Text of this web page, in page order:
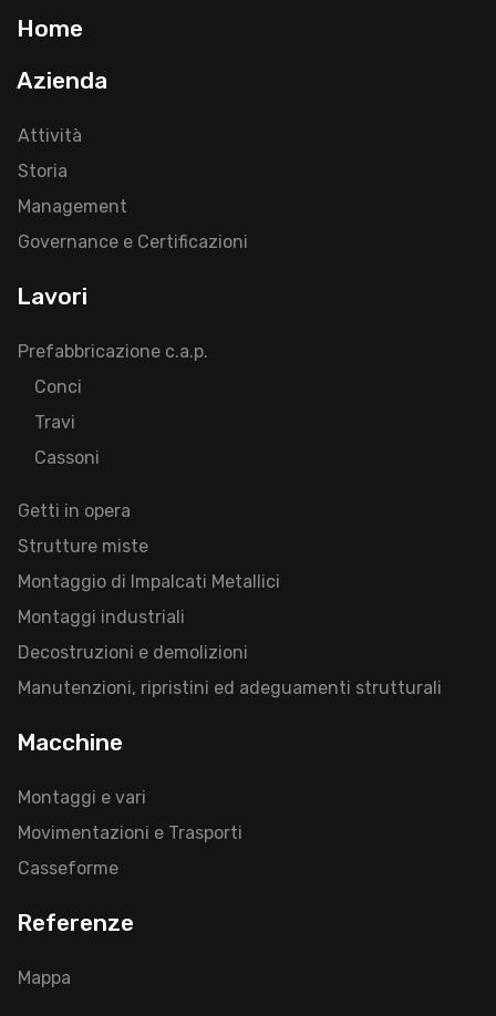
Home
Azienda
Attività
Storia
Management
Governance e Certificazioni
Lavori
Prefabbricazione c.a.p.
Conci
Travi
Cassoni
Getti in opera
Strutture miste
Montaggio di Impalcati Metallici
Montaggi industriali
Decostruzioni e demolizioni
Manutenzioni, ripristini ed adeguamenti strutturali
Macchine
Montaggi e vari
Movimentazioni e Trasporti
Casseforme
Referenze
Mappa